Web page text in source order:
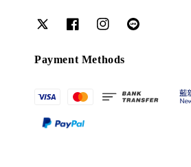
Payment Methods